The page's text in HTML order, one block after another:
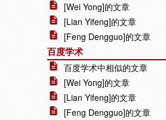
[Wei Yong]的文章
[Lian Yifeng]的文章
[Feng Dengguo]的文章
百度学术
百度学术中相似的文章
[Wei Yong]的文章
[Lian Yifeng]的文章
[Feng Dengguo]的文章